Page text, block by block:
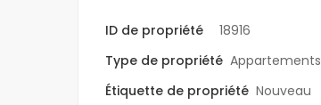
ID de propriété 18916
Type de propriété Appartements
Étiquette de propriété Nouveau